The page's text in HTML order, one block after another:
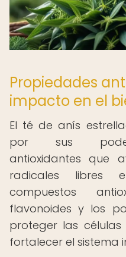
Propiedades
impacto en el
El té de anís
por sus
antioxidantes que
radicales libres
compuestos
flavonoides y los
proteger las
fortalecer el sistema